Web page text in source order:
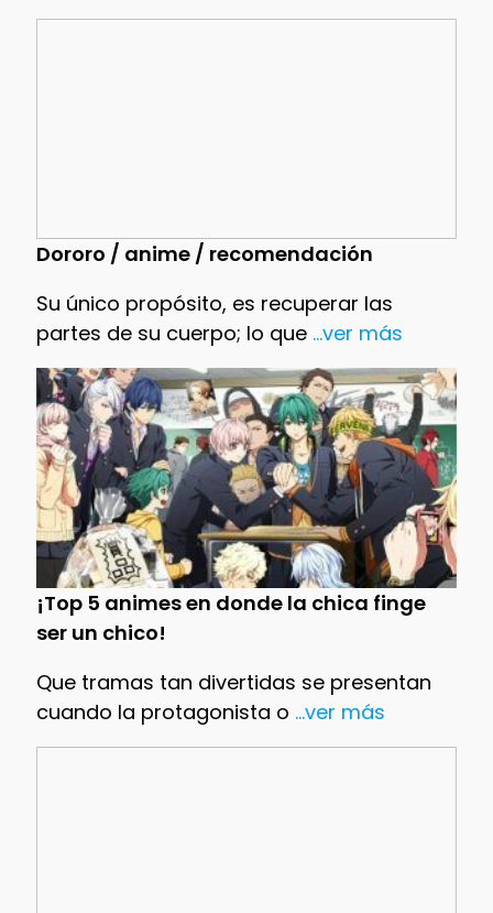
Dororo / anime / recomendación
Su único propósito, es recuperar las
partes de su cuerpo; lo que...ver más
¡Top 5 animes en donde la chica finge
ser un chico!
Que tramas tan divertidas se presentan
cuando la protagonista o ...ver más